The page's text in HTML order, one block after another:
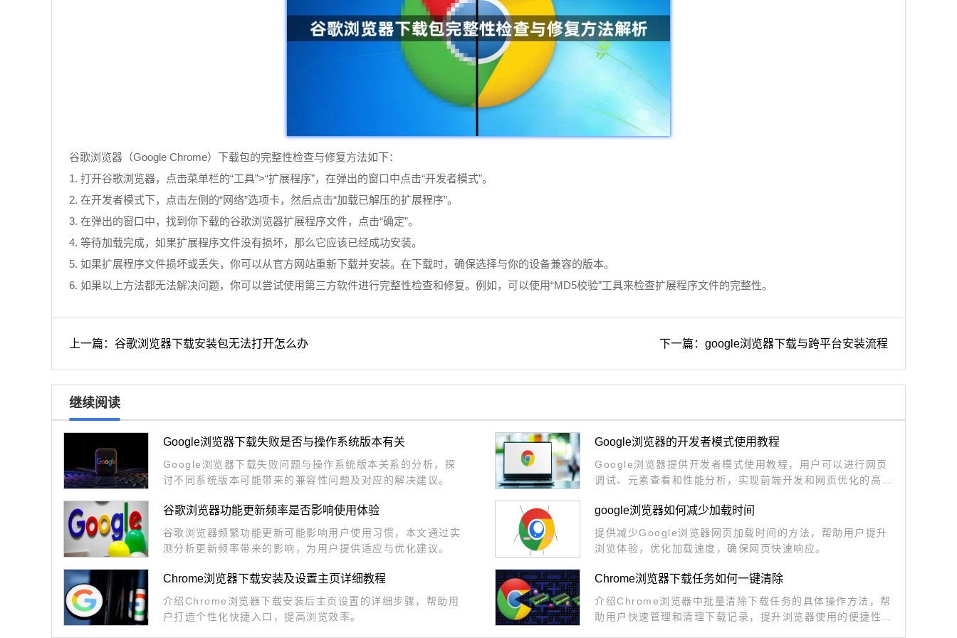
谷歌浏览器（Google Chrome）下载包的完整性检查与修复方法如下：
1. 打开谷歌浏览器，点击菜单栏的“工具”>“扩展程序”，在弹出的窗口中点击“开发者模式”。
2. 在开发者模式下，点击左侧的“网络”选项卡，然后点击“加载已解压的扩展程序”。
3. 在弹出的窗口中，找到你下载的谷歌浏览器扩展程序文件，点击“确定”。
4. 等待加载完成，如果扩展程序文件没有损坏，那么它应该已经成功安装。
5. 如果扩展程序文件损坏或丢失，你可以从官方网站重新下载并安装。在下载时，确保选择与你的设备兼容的版本。
6. 如果以上方法都无法解决问题，你可以尝试使用第三方软件进行完整性检查和修复。例如，可以使用“MD5校验”工具来检查扩展程序文件的完整性。
上一篇：谷歌浏览器下载安装包无法打开怎么办 下一篇：google浏览器下载与跨平台安装流程
继续阅读
Google浏览器下载失败是否与操作系统版本有关
Google浏览器下载失败问题与操作系统版本关系的分析，探
讨不同系统版本可能带来的兼容性问题及对应的解决建议。
Google浏览器的开发者模式使用教程
Google浏览器提供开发者模式使用教程，用户可以进行网页
调试、元素查看和性能分析，实现前端开发和网页优化的高效
谷歌浏览器功能更新频率是否影响使用体验
谷歌浏览器频繁功能更新可能影响用户使用习惯，本文通过实
测分析更新频率带来的影响，为用户提供适应与优化建议。
google浏览器如何减少加载时间
提供减少Google浏览器网页加载时间的方法，帮助用户提升
浏览体验，优化加载速度，确保网页快速响应。
Chrome浏览器下载安装及设置主页详细教程
介绍Chrome浏览器下载安装后主页设置的详细步骤，帮助用
户打造个性化快捷入口，提高浏览效率。
Chrome浏览器下载任务如何一键清除
介绍Chrome浏览器中批量清除下载任务的具体操作方法，帮
助用户快速管理和清理下载记录，提升浏览器使用的便捷性和